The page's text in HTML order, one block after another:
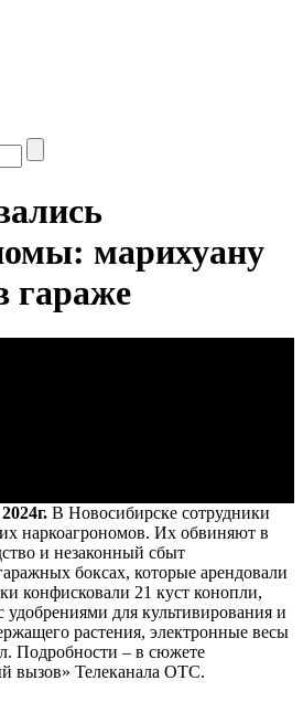
марихуану
гараже
В Новосибирске сотрудники
наркоагрономов. Их обвиняют в
и незаконный сбыт
боксах, которые арендовали
конфисковали 21 куст конопли,
удобрениями для культивирования и
растения, электронные весы
Подробности – в сюжете
вызов» Телеканала ОТС.